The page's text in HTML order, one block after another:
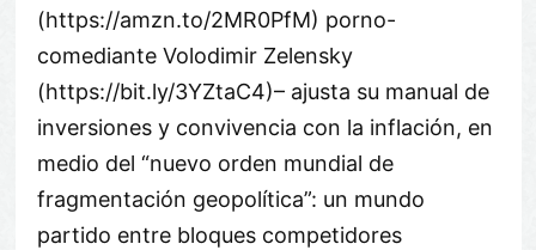
(https://amzn.to/2MR0PfM) porno-
comediante Volodimir Zelensky
(https://bit.ly/3YZtaC4)– ajusta su manual de
inversiones y convivencia con la inflación, en
medio del nuevo orden mundial de
fragmentación geopolítica : un mundo
partido entre bloques competidores